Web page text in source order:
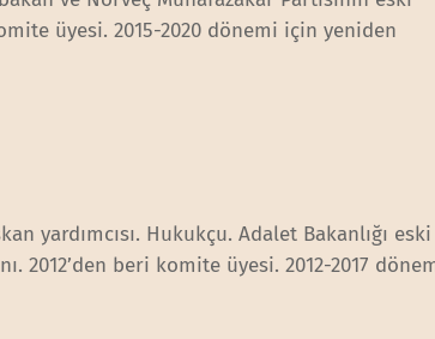
üyesi. 2015-2020 dönemi için yeniden
yardımcısı. Hukukçu. Adalet Bakanlığı eski
2012’den beri komite üyesi. 2012-2017